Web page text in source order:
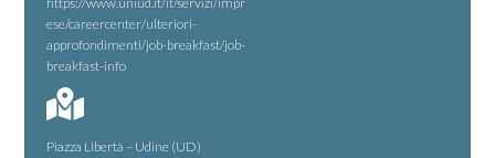
ese/careercenter/ulteriori-
approfondimenti/job-breakfast/job-
breakfast-info
Piazza Libertà – Udine (UD)